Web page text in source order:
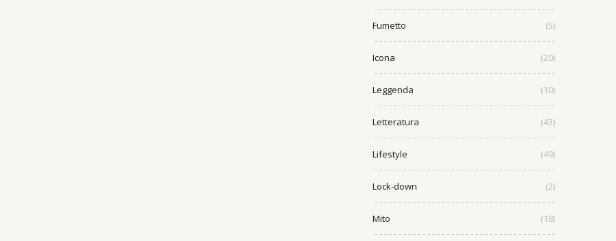
Fumetto (5)
Icona (20)
Leggenda (10)
Letteratura (43)
Lifestyle (49)
Lock-down (2)
Mito (18)